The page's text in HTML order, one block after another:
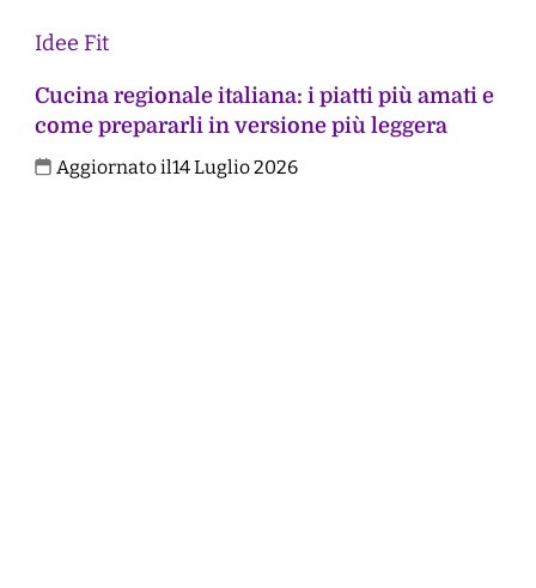
Idee Fit
Cucina regionale italiana: i piatti più amati e
come prepararli in versione più leggera
Aggiornato il14 Luglio 2026